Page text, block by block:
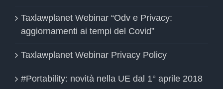
Taxlawplanet Webinar “Odv e Privacy:
aggiornamenti ai tempi del Covid”
Taxlawplanet Webinar Privacy Policy
#Portability: novità nella UE dal 1° aprile 2018